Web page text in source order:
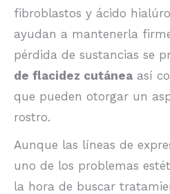
fibroblastos y ácido
ayudan a mantenerla
pérdida de sustancias se
de flacidez cutánea así
que pueden otorgar un
rostro.
Aunque las líneas de
uno de los problemas
la hora de buscar